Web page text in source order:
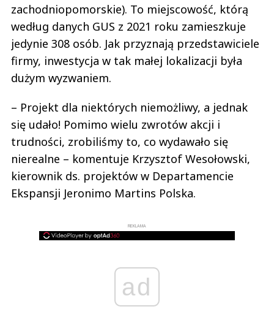
zachodniopomorskie). To miejscowość, którą
według danych GUS z 2021 roku zamieszkuje
jedynie 308 osób. Jak przyznają przedstawiciele
firmy, inwestycja w tak małej lokalizacji była
dużym wyzwaniem.
– Projekt dla niektórych niemożliwy, a jednak
się udało! Pomimo wielu zwrotów akcji i
trudności, zrobiliśmy to, co wydawało się
nierealne – komentuje Krzysztof Wesołowski,
kierownik ds. projektów w Departamencie
Ekspansji Jeronimo Martins Polska.
REKLAMA
ad